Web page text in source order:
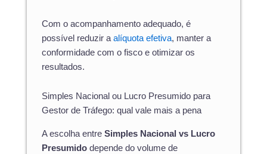
Com o acompanhamento adequado, é
possível reduzir a alíquota efetiva, manter a
conformidade com o fisco e otimizar os
resultados.
Simples Nacional ou Lucro Presumido para
Gestor de Tráfego: qual vale mais a pena
A escolha entre Simples Nacional vs Lucro
Presumido depende do volume de